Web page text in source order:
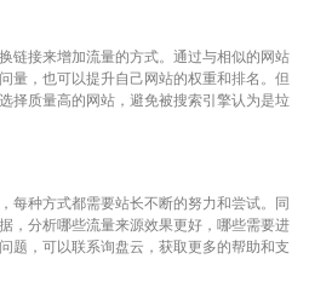
链接来增加流量的方式。通过与相似的网站
量，也可以提升自己网站的权重和排名。但
择质量高的网站，避免被搜索引擎认为是垃
每种方式都需要站长不断的努力和尝试。同
，分析哪些流量来源效果更好，哪些需要进
题，可以联系询盘云，获取更多的帮助和支